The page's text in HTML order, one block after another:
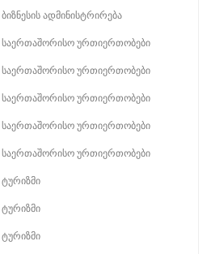
ბიზნესის ადმინისტრირება
საერთაშორისო ურთიერთობები
საერთაშორისო ურთიერთობები
საერთაშორისო ურთიერთობები
საერთაშორისო ურთიერთობები
საერთაშორისო ურთიერთობები
ტურიზმი
ტურიზმი
ტურიზმი